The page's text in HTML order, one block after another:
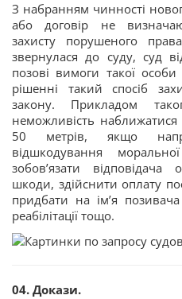
З набранням чинності
або договір не
захисту порушеного
звернулася до суду, суд
позові вимоги такої
рішенні такий спосіб
закону. Прикладом
неможливість
50 метрів, якщо
відшкодування
зобов’язати
шкоди, здійснити оплату
придбати на ім’я
реабілітації тощо.
04. Докази.